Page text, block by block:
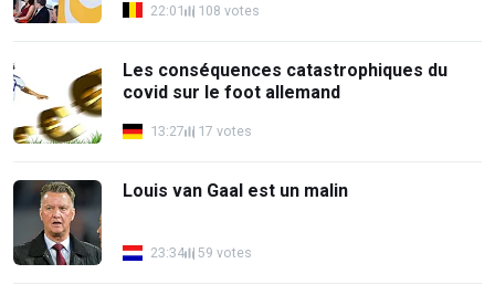
22:01 108 votes
Les conséquences catastrophiques du
covid sur le foot allemand
13:27 17 votes
Louis van Gaal est un malin
23:34 59 votes